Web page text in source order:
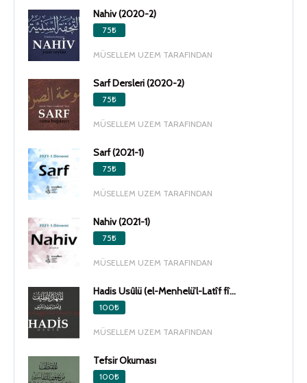
Nahiv (2020-2)
75₺
MÜSELLEM UZEM TARAFINDAN
Sarf Dersleri (2020-2)
75₺
MÜSELLEM UZEM TARAFINDAN
Sarf (2021-1)
75₺
MÜSELLEM UZEM TARAFINDAN
Nahiv (2021-1)
75₺
MÜSELLEM UZEM TARAFINDAN
Hadis Usûlü (el-Menhelü’l-Latîf fî...
100₺
MÜSELLEM UZEM TARAFINDAN
Tefsir Okuması
100₺